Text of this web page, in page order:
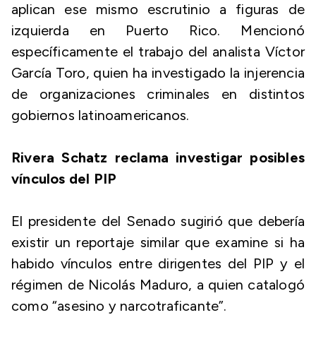
aplican ese mismo escrutinio a figuras de
izquierda en Puerto Rico. Mencionó
específicamente el trabajo del analista Víctor
García Toro, quien ha investigado la injerencia
de organizaciones criminales en distintos
gobiernos latinoamericanos.
Rivera Schatz reclama investigar posibles
vínculos del PIP
El presidente del Senado sugirió que debería
existir un reportaje similar que examine si ha
habido vínculos entre dirigentes del PIP y el
régimen de Nicolás Maduro, a quien catalogó
como “asesino y narcotraficante”.